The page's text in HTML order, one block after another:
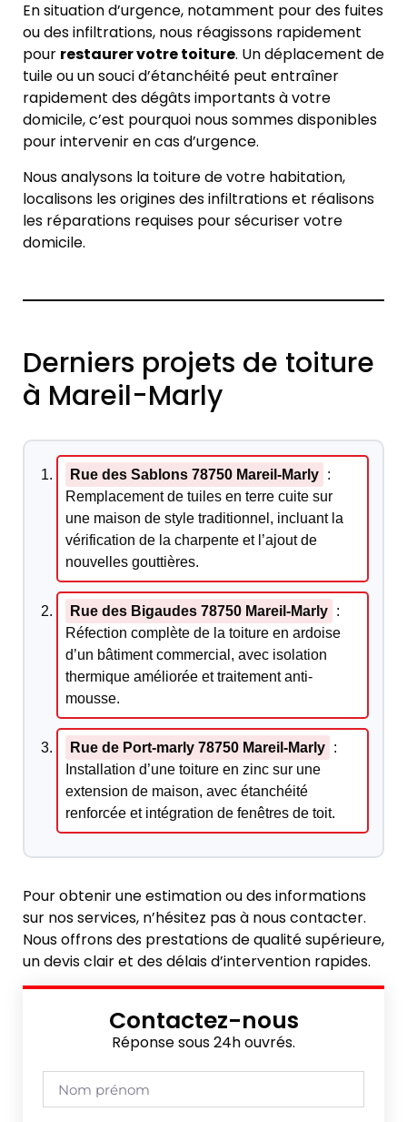
En situation d’urgence, notamment pour des fuites
ou des infiltrations, nous réagissons rapidement
pour restaurer votre toiture. Un déplacement de
tuile ou un souci d’étanchéité peut entraîner
rapidement des dégâts importants à votre
domicile, c’est pourquoi nous sommes disponibles
pour intervenir en cas d’urgence.
Nous analysons la toiture de votre habitation,
localisons les origines des infiltrations et réalisons
les réparations requises pour sécuriser votre
domicile.
Derniers projets de toiture
à Mareil-Marly
Rue des Sablons 78750 Mareil-Marly :
Remplacement de tuiles en terre cuite sur
une maison de style traditionnel, incluant la
vérification de la charpente et l’ajout de
nouvelles gouttières.
Rue des Bigaudes 78750 Mareil-Marly :
Réfection complète de la toiture en ardoise
d’un bâtiment commercial, avec isolation
thermique améliorée et traitement anti-
mousse.
Rue de Port-marly 78750 Mareil-Marly :
Installation d’une toiture en zinc sur une
extension de maison, avec étanchéité
renforcée et intégration de fenêtres de toit.
Pour obtenir une estimation ou des informations
sur nos services, n’hésitez pas à nous contacter.
Nous offrons des prestations de qualité supérieure,
un devis clair et des délais d’intervention rapides.
Contactez-nous
Réponse sous 24h ouvrés.